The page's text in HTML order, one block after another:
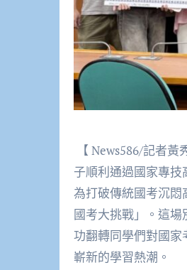
【 News586/記者
子順利通過國家專
為打破傳統國考沉
國考大挑戰」。這
功翻轉同學們對國
嶄新的學習熱潮。